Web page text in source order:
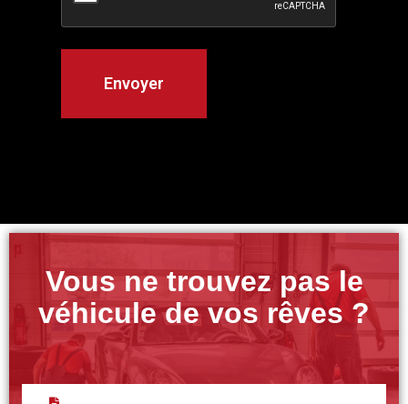
Vous ne trouvez pas le
véhicule de vos rêves ?